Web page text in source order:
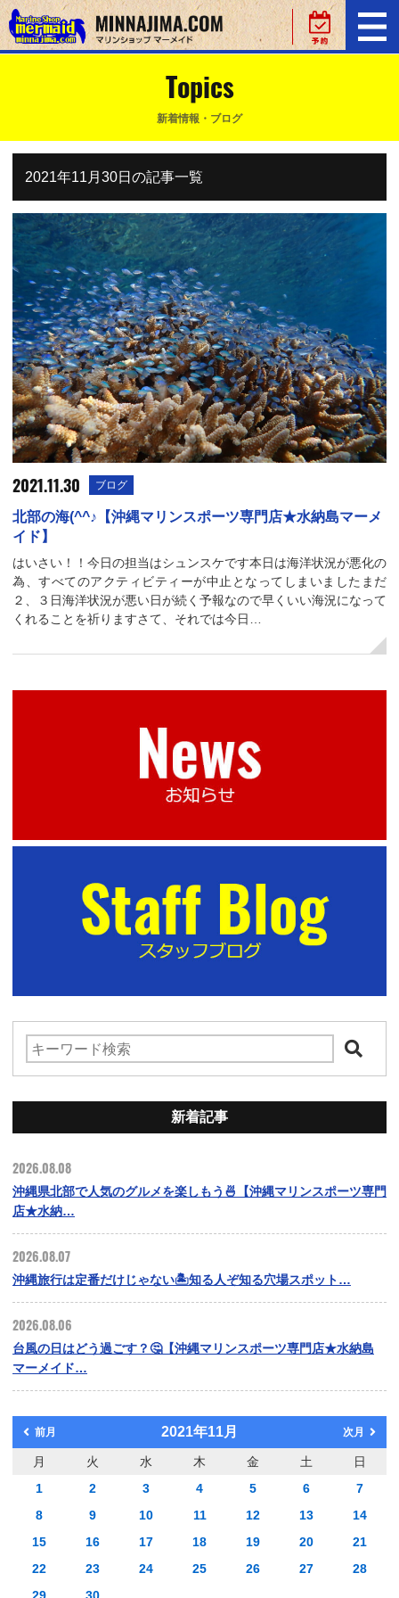
Topics
新着情報・ブログ
2021年11月30日の記事一覧
2021.11.30 ブログ
北部の海(^^♪【沖縄マリンスポーツ専門店★水納島マーメ
イド】
はいさい！！今日の担当はシュンスケです本日は海洋状況が悪化の
為、すべてのアクティビティーが中止となってしまいましたまだ
２、３日海洋状況が悪い日が続く予報なので早くいい海況になって
くれることを祈りますさて、それでは今日…
新着記事
2026.08.08
沖縄県北部で人気のグルメを楽しもう🍜【沖縄マリンスポーツ専門
店★水納…
2026.08.07
沖縄旅行は定番だけじゃない🏝️知る人ぞ知る穴場スポット…
2026.08.06
台風の日はどう過ごす？🤔【沖縄マリンスポーツ専門店★水納島
マーメイド…
前月 2021年11月 次月
月 火 水 木 金 土
日
1
2 3 4 5 6
7
8
9 10 11 12 13
14
15
16 17 18 19 20
21
22
23 24 25 26 27
28
29
30